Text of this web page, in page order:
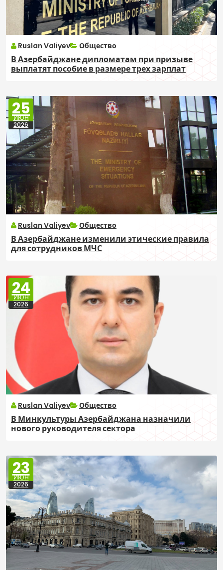
Ruslan Valiyev Общество
В Азербайджане дипломатам при призыве
выплатят пособие в размере трех зарплат
25
ИЮН
2026
Ruslan Valiyev Общество
В Азербайджане изменили этические правила
для сотрудников МЧС
24
ИЮН
2026
Ruslan Valiyev Общество
В Минкультуры Азербайджана назначили
нового руководителя сектора
23
ИЮН
2026